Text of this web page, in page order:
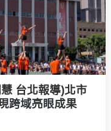
台北報導)北市
跨域亮眼成果